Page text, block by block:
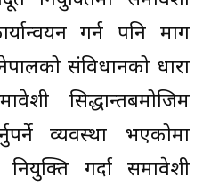
गर्न पनि माग
संविधानको धारा
सिद्धान्तबमोजिम
व्यवस्था भएकोमा
गर्दा समावेशी